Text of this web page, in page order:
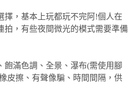
擇，基本上玩都玩不完阿!個人在
拍，有些夜間微光的模式需要準備
飽滿色調、全景、瀑布(需使用腳
皮擦、有聲像騙、時間間隔，供